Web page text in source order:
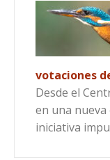
votaciones
Desde el
en una nueva
iniciativa